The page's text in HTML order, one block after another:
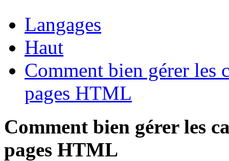
Langages
Haut
Comment bien gérer les
pages HTML
Comment bien gérer les
pages HTML